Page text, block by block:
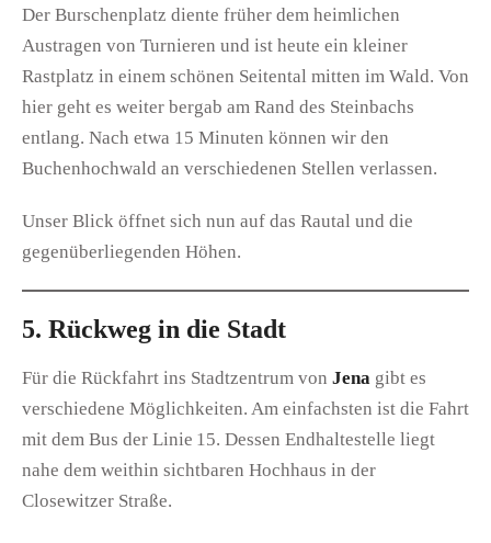
Der Burschenplatz diente früher dem heimlichen
Austragen von Turnieren und ist heute ein kleiner
Rastplatz in einem schönen Seitental mitten im Wald. Von
hier geht es weiter bergab am Rand des Steinbachs
entlang. Nach etwa 15 Minuten können wir den
Buchenhochwald an verschiedenen Stellen verlassen.
Unser Blick öffnet sich nun auf das Rautal und die
gegenüberliegenden Höhen.
5. Rückweg in die Stadt
Für die Rückfahrt ins Stadtzentrum von Jena gibt es
verschiedene Möglichkeiten. Am einfachsten ist die Fahrt
mit dem Bus der Linie 15. Dessen Endhaltestelle liegt
nahe dem weithin sichtbaren Hochhaus in der
Closewitzer Straße.